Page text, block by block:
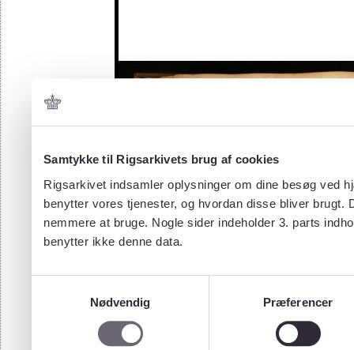
Samtykke til Rigsarkivets brug af cookies
Rigsarkivet indsamler oplysninger om dine besøg ved
benytter vores tjenester, og hvordan disse bliver
nemmere at bruge. Nogle sider indeholder 3. parts
benytter ikke denne data.
Nødvendig
Præferencer